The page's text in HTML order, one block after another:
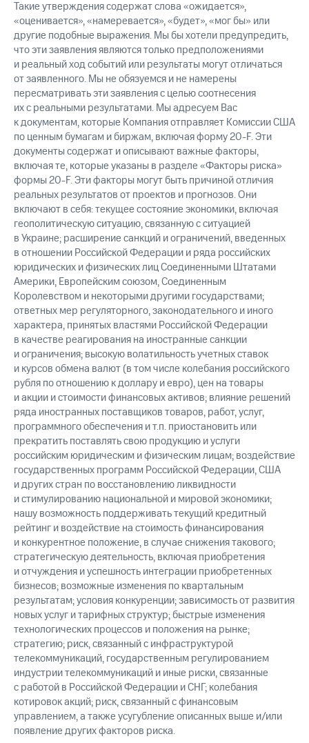
Такие утверждения содержат слова «ожидается»,
«оценивается», «намеревается», «будет», «мог бы» или
другие подобные выражения. Мы бы хотели предупредить,
что эти заявления являются только предположениями
и реальный ход событий или результаты могут отличаться
от заявленного. Мы не обязуемся и не намерены
пересматривать эти заявления с целью соотнесения
их с реальными результатами. Мы адресуем Вас
к документам, которые Компания отправляет Комиссии США
по ценным бумагам и биржам, включая форму 20-F. Эти
документы содержат и описывают важные факторы,
включая те, которые указаны в разделе «Факторы риска»
формы 20-F. Эти факторы могут быть причиной отличия
реальных результатов от проектов и прогнозов. Они
включают в себя: текущее состояние экономики, включая
геополитическую ситуацию, связанную с ситуацией
в Украине; расширение санкций и ограничений, введенных
в отношении Российской Федерации и ряда российских
юридических и физических лиц Соединенными Штатами
Америки, Европейским союзом, Соединенным
Королевством и некоторыми другими государствами;
ответных мер регуляторного, законодательного и иного
характера, принятых властями Российской Федерации
в качестве реагирования на иностранные санкции
и ограничения; высокую волатильность учетных ставок
и курсов обмена валют (в том числе колебания российского
рубля по отношению к доллару и евро), цен на товары
и акции и стоимости финансовых активов; влияние решений
ряда иностранных поставщиков товаров, работ, услуг,
программного обеспечения и т.п. приостановить или
прекратить поставлять свою продукцию и услуги
российским юридическим и физическим лицам; воздействие
государственных программ Российской Федерации, США
и других стран по восстановлению ликвидности
и стимулированию национальной и мировой экономики;
нашу возможность поддерживать текущий кредитный
рейтинг и воздействие на стоимость финансирования
и конкурентное положение, в случае снижения такового;
стратегическую деятельность, включая приобретения
и отчуждения и успешность интеграции приобретенных
бизнесов; возможные изменения по квартальным
результатам; условия конкуренции; зависимость от развития
новых услуг и тарифных структур; быстрые изменения
технологических процессов и положения на рынке;
стратегию; риск, связанный с инфраструктурой
телекоммуникаций, государственным регулированием
индустрии телекоммуникаций и иные риски, связанные
с работой в Российской Федерации и СНГ; колебания
котировок акций; риск, связанный с финансовым
управлением, а также усугубление описанных выше и/или
появление других факторов риска.